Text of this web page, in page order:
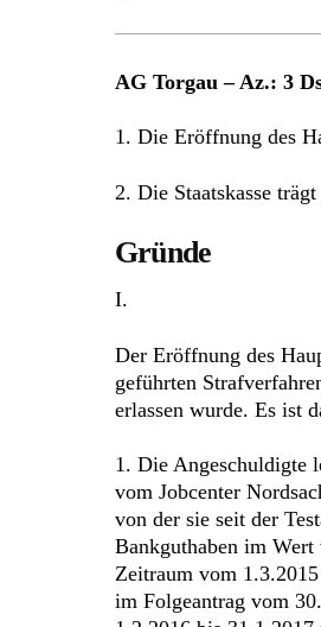
AG Torgau – Az.: 3
1. Die Eröffnung des
2. Die Staatskasse
Gründe
I.
Der Eröffnung des
geführten
erlassen wurde. Es ist
1. Die Angeschuldigte
vom Jobcenter
von der sie seit der
Bankguthaben im Wert
Zeitraum vom
im Folgeantrag vom